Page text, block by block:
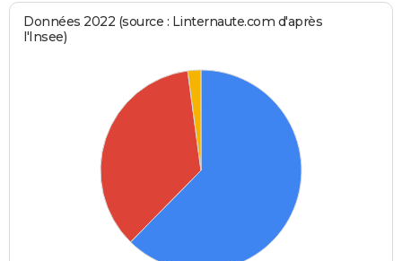
Données 2022 (source : Linternaute.com d'après
l'Insee)